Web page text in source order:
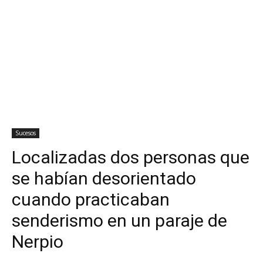
Sucesos
Localizadas dos personas que
se habían desorientado
cuando practicaban
senderismo en un paraje de
Nerpio